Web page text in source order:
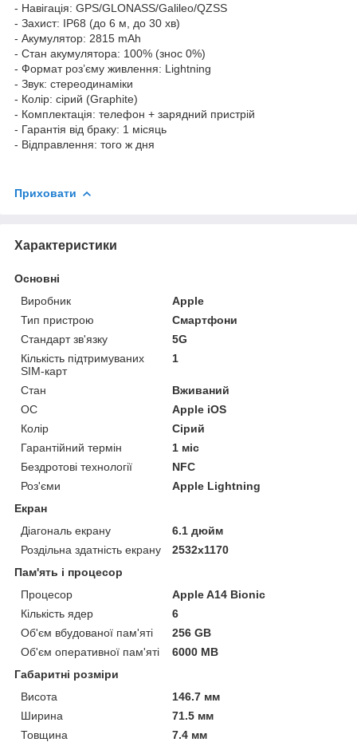
- Навігація: GPS/GLONASS/Galileo/QZSS
- Захист: IP68 (до 6 м, до 30 хв)
- Акумулятор: 2815 mAh
- Стан акумулятора: 100% (знос 0%)
- Формат роз’єму живлення: Lightning
- Звук: стереодинаміки
- Колір: сірий (Graphite)
- Комплектація: телефон + зарядний пристрій
- Гарантія від браку: 1 місяць
- Відправлення: того ж дня
Приховати
Характеристики
Основні
Виробник
Apple
Тип пристрою
Смартфони
Стандарт зв'язку
5G
Кількість підтримуваних
SIM-карт
1
Стан
Вживаний
ОС
Apple iOS
Колір
Сірий
Гарантійний термін
1 міс
Бездротові технології
NFC
Роз'єми
Apple Lightning
Екран
Діагональ екрану
6.1 дюйм
Роздільна здатність екрану
2532x1170
Пам'ять і процесор
Процесор
Apple A14 Bionic
Кількість ядер
6
Об'єм вбудованої пам'яті
256 GB
Об'єм оперативної пам'яті
6000 MB
Габаритні розміри
Висота
146.7 мм
Ширина
71.5 мм
Товщина
7.4 мм